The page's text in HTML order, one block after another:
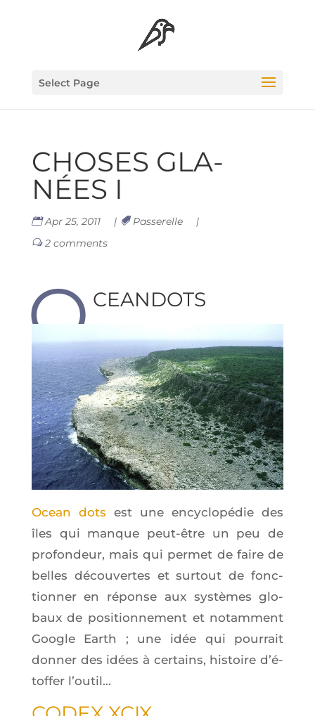
Select Page
CHOSES GLA­
NÉES I
Apr 25, 2011 | Passerelle
|
2 comments
OCEAN­DOTS
Ocean dots est une ency­clo­pé­die des
îles qui manque peut-être un peu de
pro­fon­deur, mais qui per­met de faire de
belles décou­vertes et sur­tout de fonc­
tion­ner en réponse aux sys­tèmes glo­
baux de posi­tion­ne­ment et notam­ment
Google Earth ; une idée qui pour­rait
don­ner des idées à cer­tains, his­toire d’é­
tof­fer l’outil…